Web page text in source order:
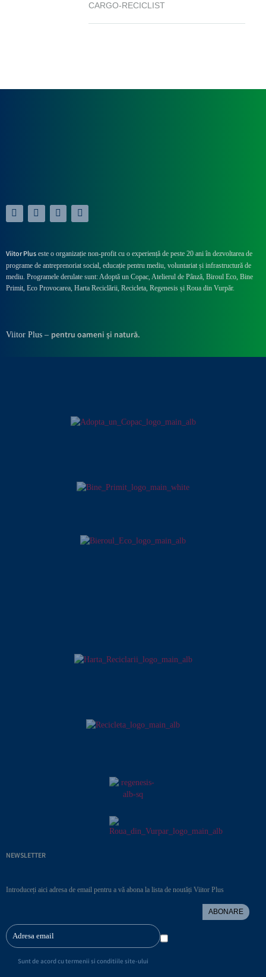
CARGO-RECICLIST
Viitor Plus este o organizație non-profit cu o experiență de peste 20 ani în dezvoltarea de
programe de antreprenoriat social, educație pentru mediu, voluntariat și infrastructură de
mediu. Programele derulate sunt: Adoptă un Copac, Atelierul de Pânză, Biroul Eco, Bine
Primit, Eco Provocarea, Harta Reciclării, Recicleta, Regenesis și Roua din Vurpăr.
Viitor Plus – pentru oameni și natură.
NEWSLETTER
Introduceți aici adresa de email pentru a vă abona la lista de noutăți Viitor Plus
ABONARE
Sunt de acord cu termenii si conditiile site-ului